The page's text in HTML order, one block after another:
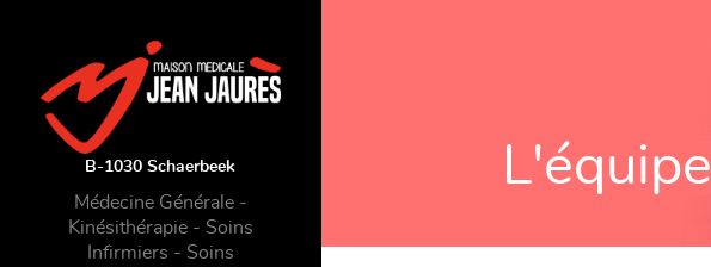
B-1030 Schaerbeek
Médecine Générale -
Kinésithérapie - Soins
Infirmiers - Soins
L'équipe